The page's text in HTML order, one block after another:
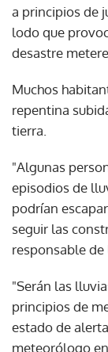
a principios de
lodo que
desastre
Muchos
repentina
tierra.
"Algunas
episodios de
podrían
seguir las
responsable de
"Serán las
principios de
estado de
meteorólogo